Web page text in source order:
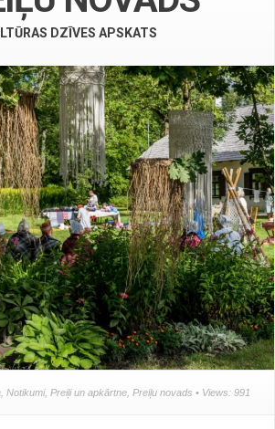
DZĪVES APSKATS
Notikumi, Preiļi un apkārtne Preiļu novads • Views: 991